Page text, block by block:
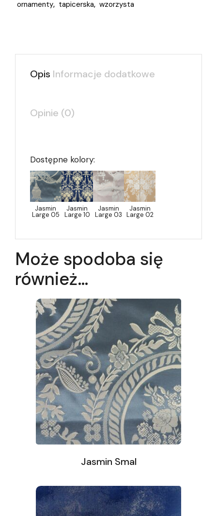
ornamenty, tapicerska, wzorzysta
Opis Informacje dodatkowe
Opinie (0)
Dostępne kolory:
Jasmin
Large 05
Jasmin
Large 10
Jasmin
Large 03
Jasmin
Large 02
Może spodoba się
również…
Jasmin Smal